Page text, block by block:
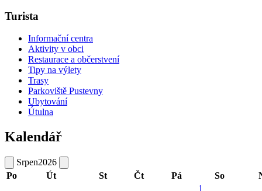
Turista
Informační centra
Aktivity v obci
Restaurace a občerstvení
Tipy na výlety
Trasy
Parkoviště Pustevny
Ubytování
Útulna
Kalendář
Srpen2026
Po
Út St Čt Pá So
1